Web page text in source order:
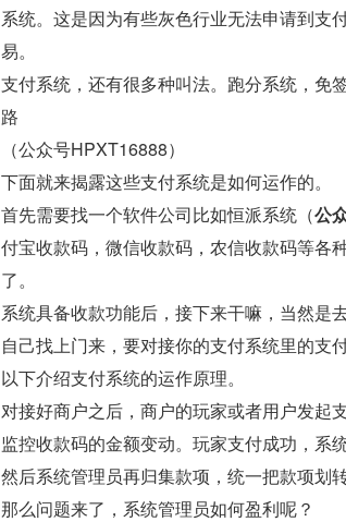
系统。这是因为有些灰色行业无法申请到支
易。
支付系统，还有很多种叫法。跑分系统，免
路
（公众号HPXT16888）
下面就来揭露这些支付系统是如何运作的。
首先需要找一个软件公司比如恒派系统（公
付宝收款码，微信收款码，农信收款码等各
了。
系统具备收款功能后，接下来干嘛，当然是
自己找上门来，要对接你的支付系统里的支
以下介绍支付系统的运作原理。
对接好商户之后，商户的玩家或者用户发起
监控收款码的金额变动。玩家支付成功，系
然后系统管理员再归集款项，统一把款项划转
那么问题来了，系统管理员如何盈利呢？